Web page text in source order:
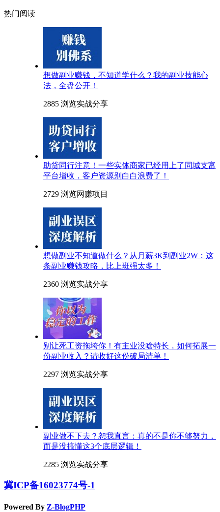
热门阅读
想做副业赚钱，不知道学什么？我的副业技能心
法，全盘公开！
2885 浏览实战分享
助贷同行注意！一些实体商家已经用上了同城支富
平台增收，客户资源别白白浪费了！
2729 浏览网赚项目
想做副业不知道做什么？从月薪3K到副业2W：这
条副业赚钱攻略，比上班强太多！
2360 浏览实战分享
别让死工资拖垮你！有主业没啥特长，如何拓展一
份副业收入？请收好这份破局清单！
2297 浏览实战分享
副业做不下去？恕我直言：真的不是你不够努力，
而是没搞懂这3个底层逻辑！
2285 浏览实战分享
冀ICP备16023774号-1
Powered By Z-BlogPHP